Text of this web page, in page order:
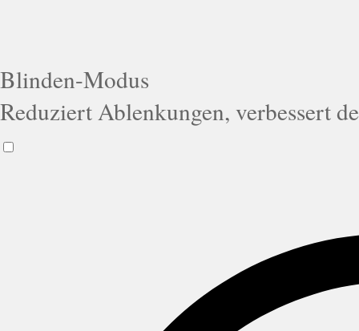
Blinden-Modus
Reduziert Ablenkungen, verbessert